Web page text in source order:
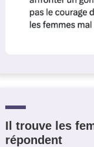
Il trouve les
répondent